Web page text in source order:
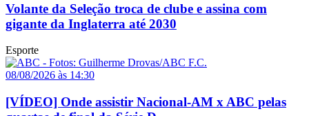
Volante da Seleção troca de clube e assina com
gigante da Inglaterra até 2030
Esporte
08/08/2026 às 14:30
[VÍDEO] Onde assistir Nacional-AM x ABC pelas